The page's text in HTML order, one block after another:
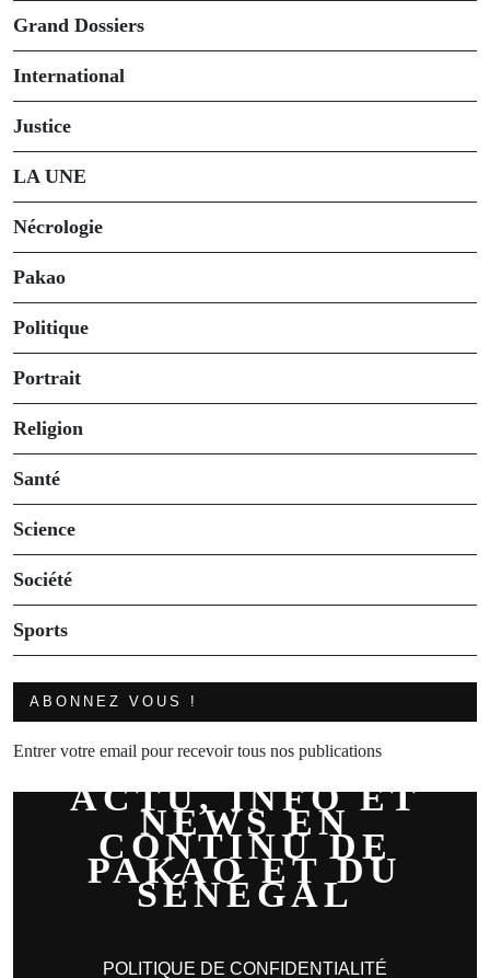
Grand Dossiers
International
Justice
LA UNE
Nécrologie
Pakao
Politique
Portrait
Religion
Santé
Science
Société
Sports
ABONNEZ VOUS !
Entrer votre email pour recevoir tous nos publications
ACTU, INFO ET
NEWS EN
CONTINU DE
PAKAO ET DU
SÉNÉGAL
POLITIQUE DE CONFIDENTIALITÉ